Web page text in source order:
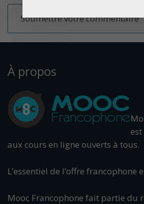
À propos
aux cours en ligne ouverts à tous.
L’essentiel de l’offre francophone
Mooc Francophone fait partie du